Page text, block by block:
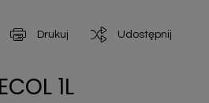
Drukuj Udostępnij
1L